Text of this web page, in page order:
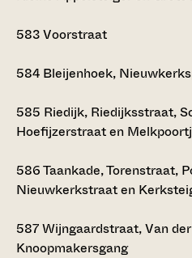
583Voorstraat
584 Bleijenhoek,
585 Riedijk, Riedijksstraat,
Hoefijzerstraat en
586Taankade, Torenstraat,
Nieuwkerkstraat en
587Wijngaardstraat, Van
Knoopmakersgang